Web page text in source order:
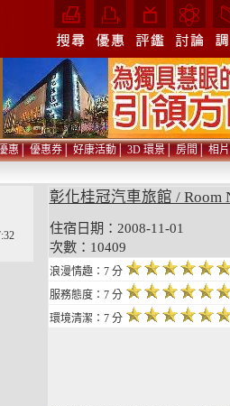
惠│優惠券│好康活動│3D 環景│房間│相片
彰化桂冠汽車旅館 / Room
住宿日期：2008-11-01
次數：10409
浪漫情趣：7 分
服務態度：7 分
環境清潔：7 分